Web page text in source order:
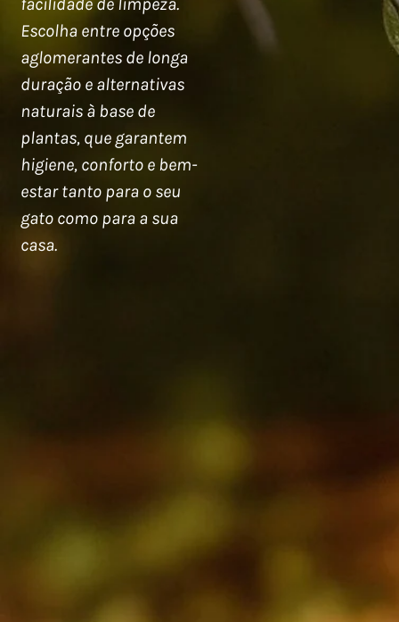
Escolha entre opções
aglomerantes de longa
duração e alternativas
naturais à base de
plantas, que garantem
higiene, conforto e bem-
estar tanto para o seu
gato como para a sua
casa.